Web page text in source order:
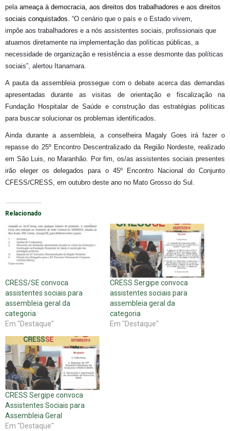
pel a ameaça à democracia , aos direitos dos trabalhadores e aos direitos
sociais conquistados. “O cenário que o país e o Estado vivem,
impõe aos trabalhadores e a nós assistentes sociais, profissionais que
atuamos diretamente na implementação das políticas públicas, a
necessidade de organização e resistência a esse desmonte das políticas
sociais”, alertou Itanamara.
A pauta da assembleia prossegue com o debate acerca das demandas
apresentadas durante as visitas de orientação e fiscalização na
Fundação Hospitalar de Saúde e construção das estratégias políticas
para buscar solucionar os problemas identificados.
Ainda durantea assembleia, a conselheira Magaly Goes irá fazer o
repasse do 25º Encontro Descentralizado da Região Nordeste, realizado
em São Luis, no Maranhão . Por fim, os/as assistentes sociais presentes
irão elegerosdelegados para o 45º Encontro Nacional do Conjunto
CFESS/CRESS em outubro deste ano no Mato Grosso do Sul.
Relacionado
CRESS/SE convoca
assistentes sociais para
assembleia geral da
categoria
Em "Destaque"
CRESS Sergipe convoca
assistentes sociais para
assembleia geral da
categoria
Em "Destaque"
CRESS Sergipe convoca
Assistentes Sociais para
Assembleia Geral
Em "Destaque"